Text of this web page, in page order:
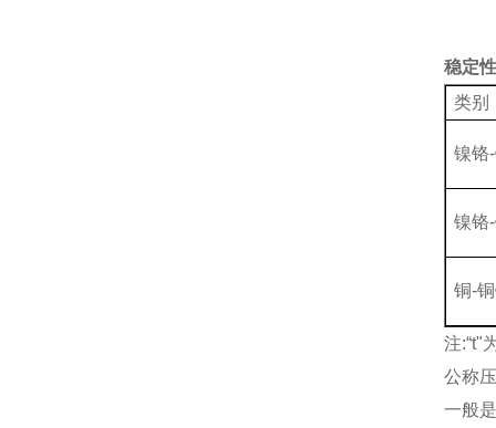
稳定
类别
镍铬
镍铬
铜-
注:“t"
公称
一般